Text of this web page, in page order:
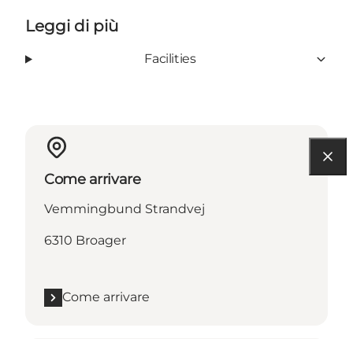
Leggi di più
Facilities
Come arrivare
Vemmingbund Strandvej
6310 Broager
Come arrivare